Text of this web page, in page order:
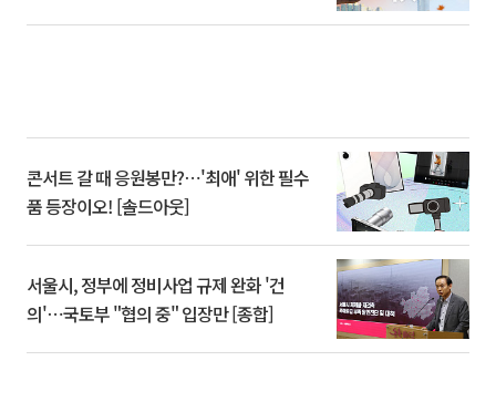
콘서트 갈 때 응원봉만?⋯'최애' 위한 필수
품 등장이오! [솔드아웃]
서울시, 정부에 정비사업 규제 완화 '건
의'⋯국토부 "협의 중" 입장만 [종합]